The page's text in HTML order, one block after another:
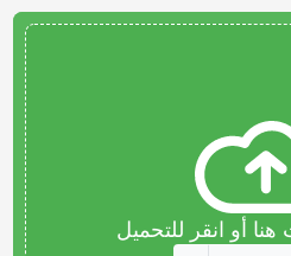
أو انقر للتحميل